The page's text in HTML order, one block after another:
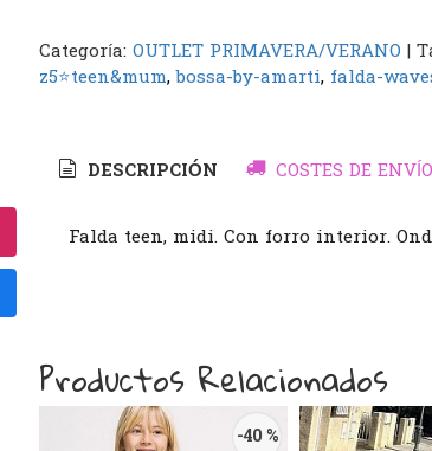
Categoría: OUTLET PRIMAVERA/VERANO |
z5⭐️teen&mum bossa-by-amarti falda-
DESCRIPCIÓN COSTES DE ENVÍO
Falda teen, midi. Con forro interior.
Productos Relacionados
-40 %